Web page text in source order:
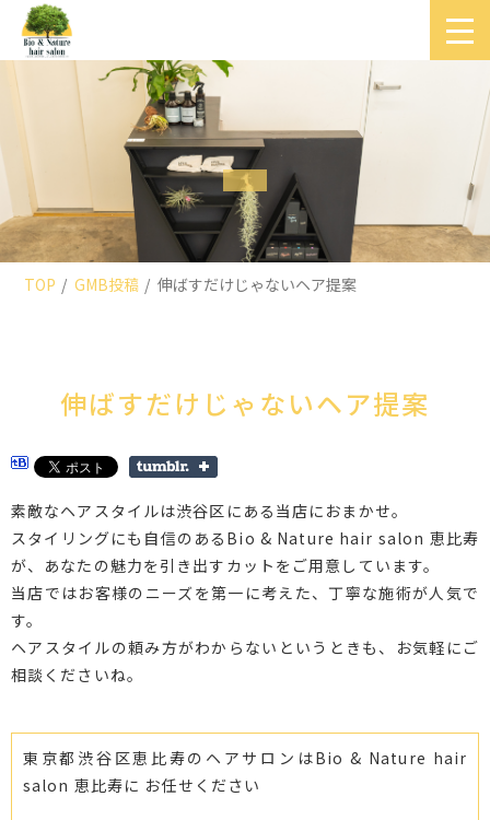
TOP GMB投稿 伸ばすだけじゃないヘア提案
伸ばすだけじゃないヘア提案
素敵なヘアスタイルは渋谷区にある当店におまかせ。
スタイリングにも自信のあるBio & Nature hair salon 恵比寿
が、あなたの魅力を引き出すカットをご用意しています。
当店ではお客様のニーズを第一に考えた、丁寧な施術が人気で
す。
ヘアスタイルの頼み方がわからないというときも、お気軽にご
相談くださいね。
東京都渋谷区恵比寿のヘアサロンはBio & Nature hair
salon 恵比寿に お任せください